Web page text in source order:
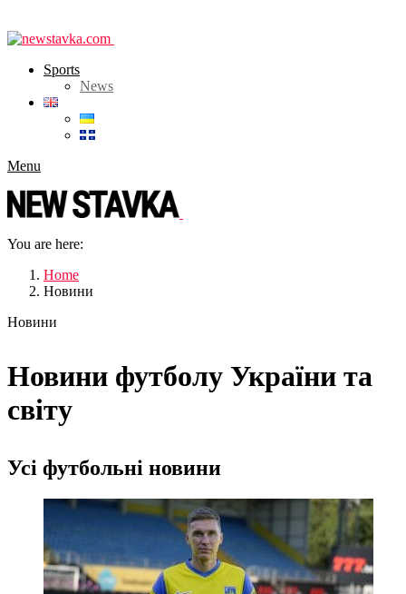
Sports
News
Menu
You are here:
Home
Новини
Новини
Новини футболу України та
світу
Усі футбольні новини